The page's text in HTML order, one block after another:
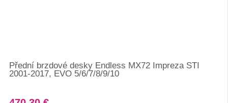
Přední brzdové desky Endless MX72 Impreza STI
2001-2017, EVO 5/6/7/8/9/10